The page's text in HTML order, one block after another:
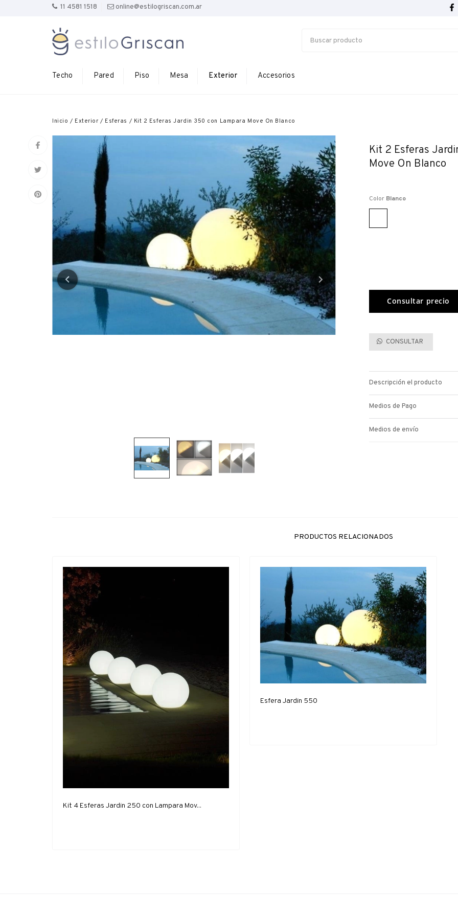
11 4581 1518 online@estilogriscan.com.ar
Techo Pared Piso Mesa Exterior Accesorios
Inicio / Exterior / Esferas / Kit 2 Esferas Jardin 350 con Lampara Move On Blanco
Kit 2 Esferas
Move On Blanco
Color Blanco
CONSULTAR
Descripción el producto
Medios de Pago
Medios de envío
PRODUCTOS RELACIONADOS
Kit 4 Esferas Jardin 250 con Lampara Mov...
Esfera Jardin 550